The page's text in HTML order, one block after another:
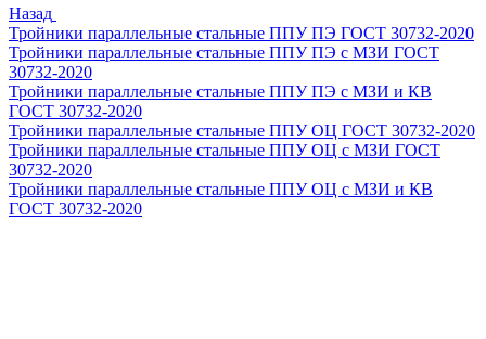
Назад
Тройники параллельные стальные ППУ ПЭ ГОСТ 30732-2020
Тройники параллельные стальные ППУ ПЭ с МЗИ ГОСТ
30732-2020
Тройники параллельные стальные ППУ ПЭ с МЗИ и КВ
ГОСТ 30732-2020
Тройники параллельные стальные ППУ ОЦ ГОСТ 30732-2020
Тройники параллельные стальные ППУ ОЦ с МЗИ ГОСТ
30732-2020
Тройники параллельные стальные ППУ ОЦ с МЗИ и КВ
ГОСТ 30732-2020